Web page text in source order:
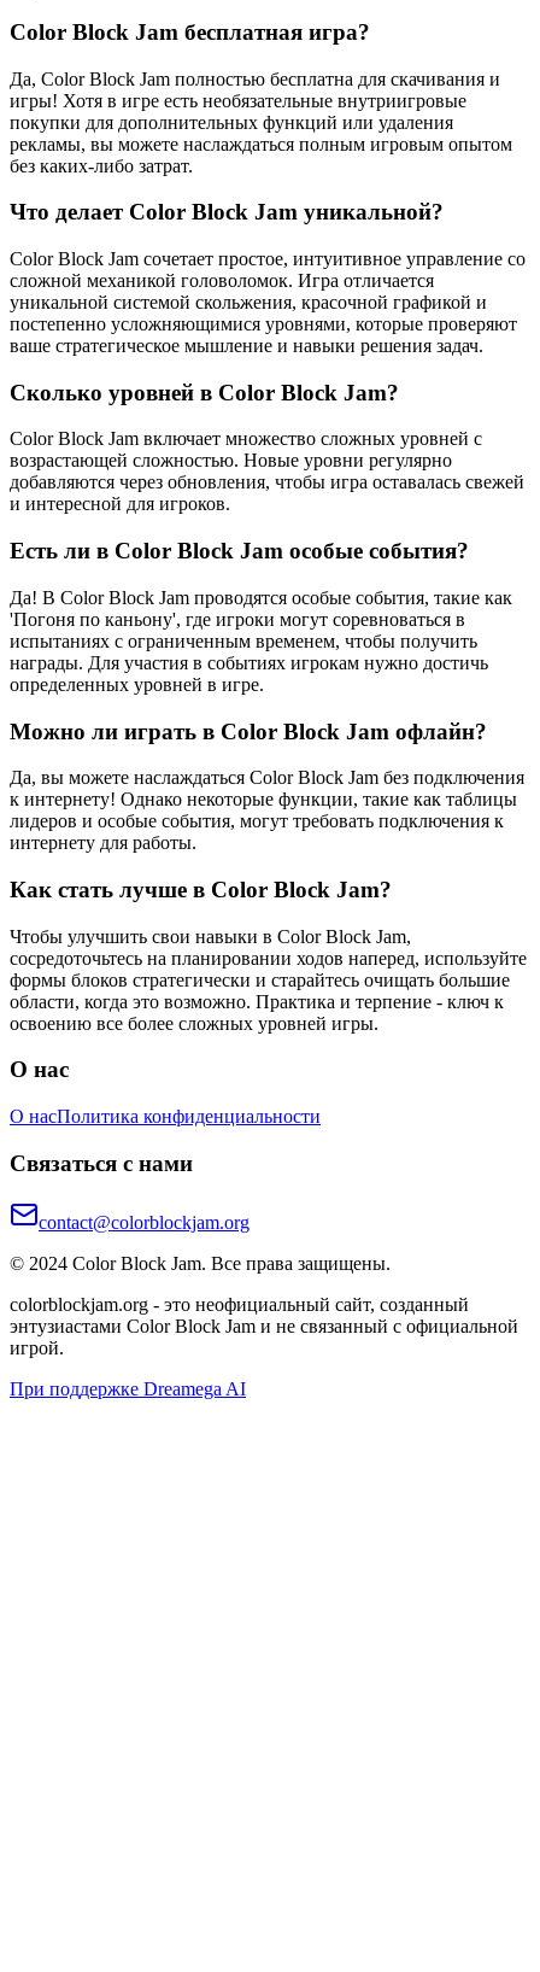
Color Block Jam бесплатная игра?
Да, Color Block Jam полностью бесплатна для скачивания и
игры! Хотя в игре есть необязательные внутриигровые
покупки для дополнительных функций или удаления
рекламы, вы можете наслаждаться полным игровым опытом
без каких-либо затрат.
Что делает Color Block Jam уникальной?
Color Block Jam сочетает простое, интуитивное управление со
сложной механикой головоломок. Игра отличается
уникальной системой скольжения, красочной графикой и
постепенно усложняющимися уровнями, которые проверяют
ваше стратегическое мышление и навыки решения задач.
Сколько уровней в Color Block Jam?
Color Block Jam включает множество сложных уровней с
возрастающей сложностью. Новые уровни регулярно
добавляются через обновления, чтобы игра оставалась свежей
и интересной для игроков.
Есть ли в Color Block Jam особые события?
Да! В Color Block Jam проводятся особые события, такие как
'Погоня по каньону', где игроки могут соревноваться в
испытаниях с ограниченным временем, чтобы получить
награды. Для участия в событиях игрокам нужно достичь
определенных уровней в игре.
Можно ли играть в Color Block Jam офлайн?
Да, вы можете наслаждаться Color Block Jam без подключения
к интернету! Однако некоторые функции, такие как таблицы
лидеров и особые события, могут требовать подключения к
интернету для работы.
Как стать лучше в Color Block Jam?
Чтобы улучшить свои навыки в Color Block Jam,
сосредоточьтесь на планировании ходов наперед, используйте
формы блоков стратегически и старайтесь очищать большие
области, когда это возможно. Практика и терпение - ключ к
освоению все более сложных уровней игры.
О нас
О насПолитика конфиденциальности
Связаться с нами
contact@colorblockjam.org
© 2024 Color Block Jam. Все права защищены.
colorblockjam.org - это неофициальный сайт, созданный
энтузиастами Color Block Jam и не связанный с официальной
игрой.
При поддержке Dreamega AI